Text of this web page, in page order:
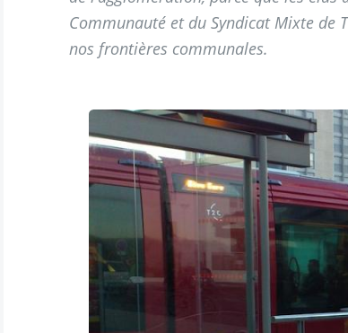
Communauté et du Syndicat Mixte de
nos frontières communales.